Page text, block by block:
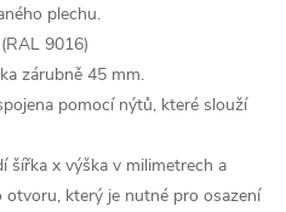
plechu.
9016)
zárubně 45 mm.
pomocí nýtů, které slouží
šířka x výška v milimetrech a
který je nutné pro osazení